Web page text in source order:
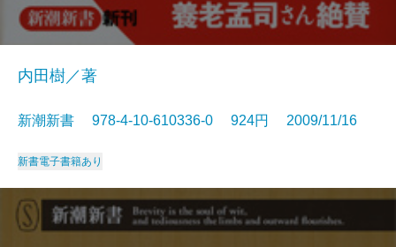
内田樹／著
新潮新書 978-4-10-610336-0 924円 2009/11/16
新書電子書籍あり